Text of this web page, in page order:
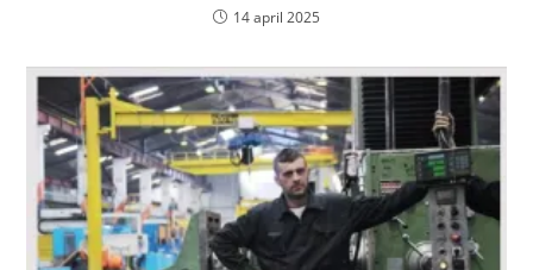
14 april 2025